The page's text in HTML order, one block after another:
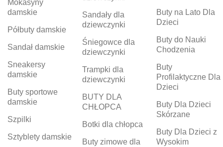
Mokasyny
damskie
Półbuty damskie
Sandał damskie
Sneakersy
damskie
Buty sportowe
damskie
Szpilki
Sztyblety damskie
Sandały dla
dziewczynki
Śniegowce dla
dziewczynki
Trampki dla
dziewczynki
BUTY DLA
CHŁOPCA
Botki dla chłopca
Buty zimowe dla
Buty na Lato Dla
Dzieci
Buty do Nauki
Chodzenia
Buty
Profilaktyczne Dla
Dzieci
Buty Dla Dzieci
Skórzane
Buty Dla Dzieci z
Wysokim